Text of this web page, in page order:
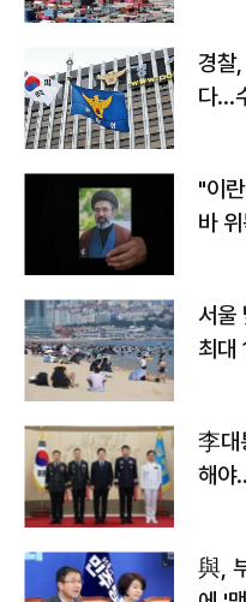
경찰
다…
"이
바
서울
최
李대
해야
與,